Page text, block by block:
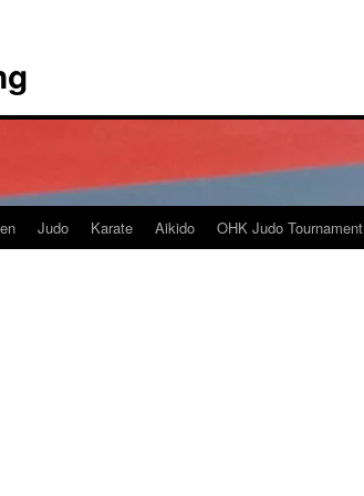
Judo Karate Aikido OHK Judo Tournament